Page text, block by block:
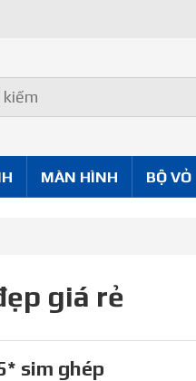
MÀN HÌNH BỘ VỎ
giá rẻ
sim ghép